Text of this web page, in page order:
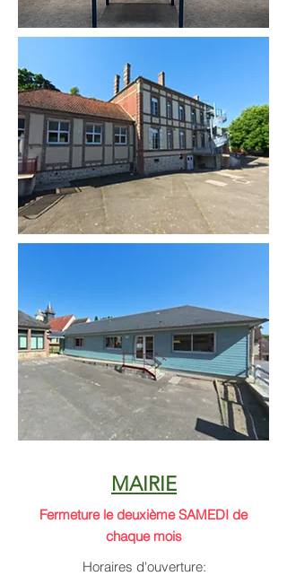
MAIRIE
Fermeture le deuxième SAMEDI de
chaque mois
Horaires d'ouverture: